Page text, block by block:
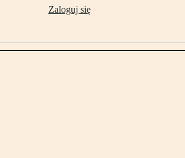
Zaloguj się